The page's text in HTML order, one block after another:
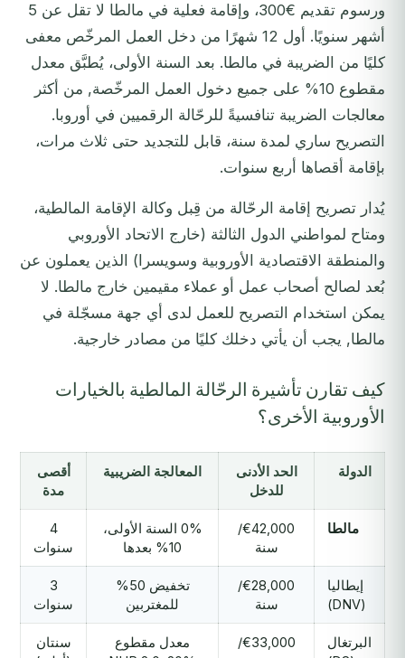
ورسوم تقديم €300، وإقامة فعلية في مالطا لا تقل عن 5
أشهر سنويًا. أول 12 شهرًا من دخل العمل المرخّص معفى
كليًا من الضريبة في مالطا. بعد السنة الأولى، يُطبَّق معدل
مقطوع 10% على جميع دخول العمل المرخّصة, من أكثر
معالجات الضريبة تنافسيةً للرحّالة الرقميين في أوروبا.
التصريح ساري لمدة سنة، قابل للتجديد حتى ثلاث مرات،
بإقامة أقصاها أربع سنوات.
يُدار تصريح إقامة الرحّالة من قِبل وكالة الإقامة المالطية،
ومتاح لمواطني الدول الثالثة (خارج الاتحاد الأوروبي
والمنطقة الاقتصادية الأوروبية وسويسرا) الذين يعملون عن
بُعد لصالح أصحاب عمل أو عملاء مقيمين خارج مالطا. لا
يمكن استخدام التصريح للعمل لدى أي جهة مسجّلة في
مالطا, يجب أن يأتي دخلك كليًا من مصادر خارجية.
كيف تقارن تأشيرة الرحّالة المالطية بالخيارات
الأوروبية الأخرى؟
الدولة
الحد الأدنى
للدخل
المعالجة الضريبية
أقصى
مدة
مالطا
€42,000/
سنة
0% السنة الأولى،
10% بعدها
4
سنوات
إيطاليا
(DNV)
€28,000/
سنة
تخفيض 50%
للمغتربين
3
سنوات
البرتغال
€33,000/
معدل مقطوع
سنتان